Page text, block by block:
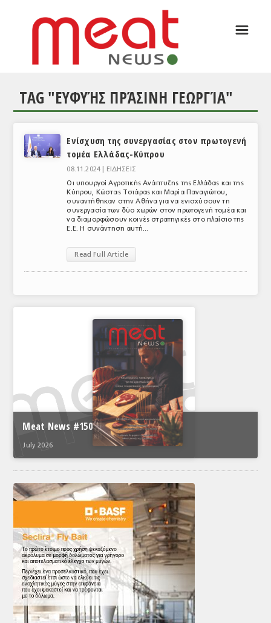
ΕΙΔΗΣΕΙΣ
ΘΕΜΑΤΑ
ΠΡΩΤΕΣ ΥΛΕΣ
ΕΞΟΠΛΙΣΜΟΣ
ΕΜΠΟΡΙΚΟΙ ΑΝΤΙΠΡΟΣΩΠΟΙ
ΝΟΜΟΘΕΣΙΑ
ΕΛΛΗΝΙΚΗ ΝΟΜΟΘΕΣΙΑ
ΕΥΡΩΠΑΪΚΗ ΝΟΜΟΘΕΣΙΑ
ΤΟ ΠΕΡΙΟΔΙΚΟ
Profile
ΑΡΧΕΙΟ ΤΕΥΧΩΝ
☰
TAG "ΕΥΦΥΉΣ ΠΡΆΣΙΝΗ ΓΕΩΡΓΊΑ"
Ενίσχυση της συνεργασίας στον πρωτογενή
τομέα Ελλάδας-Κύπρου
08.11.2024 |
ΕΙΔΗΣΕΙΣ
Οι υπουργοί Αγροτικής Ανάπτυξης της Ελλάδας και της
Κύπρου, Κώστας Τσιάρας και Μαρία Παναγιώτου,
συναντήθηκαν στην Αθήνα για να ενισχύσουν τη
συνεργασία των δύο χωρών στον πρωτογενή τομέα και
να διαμορφώσουν κοινές στρατηγικές στο πλαίσιο της
Ε.Ε. Η συνάντηση αυτή...
Read Full Article
Meat News #150
July 2026